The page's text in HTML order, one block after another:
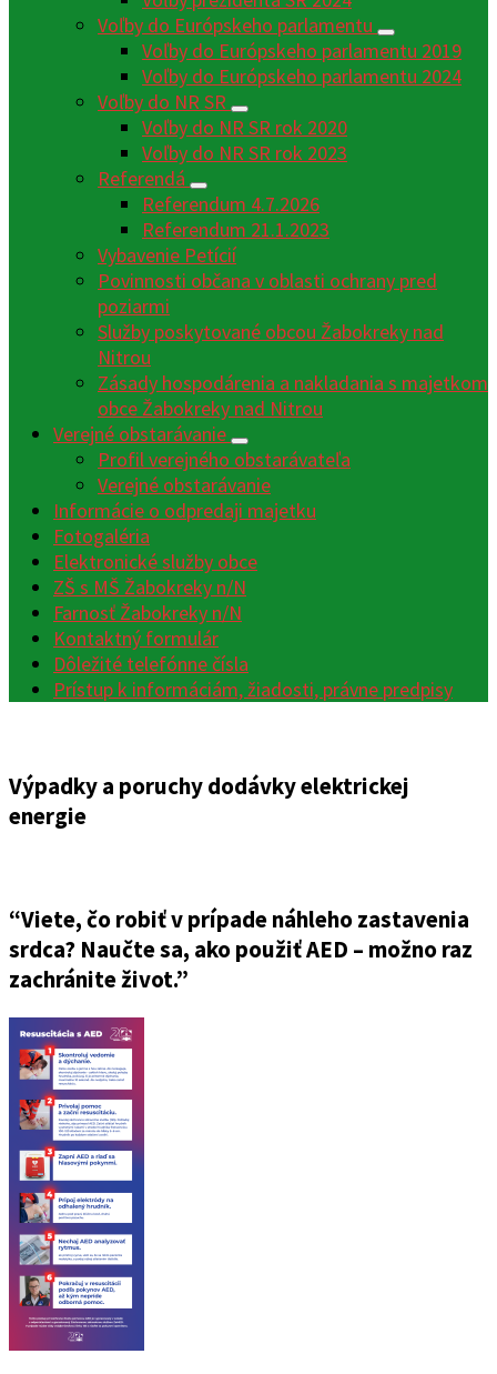
Voľby do Európskeho parlamentu
Voľby do Európskeho parlamentu 2019
Voľby do Európskeho parlamentu 2024
Voľby do NR SR
Voľby do NR SR rok 2020
Voľby do NR SR rok 2023
Referendá
Referendum 4.7.2026
Referendum 21.1.2023
Vybavenie Petícií
Povinnosti občana v oblasti ochrany pred
poziarmi
Služby poskytované obcou Žabokreky nad
Nitrou
Zásady hospodárenia a nakladania s majetkom
obce Žabokreky nad Nitrou
Verejné obstarávanie
Profil verejného obstarávateľa
Verejné obstarávanie
Informácie o odpredaji majetku
Fotogaléria
Elektronické služby obce
ZŠ s MŠ Žabokreky n/N
Farnosť Žabokreky n/N
Kontaktný formulár
Dôležité telefónne čísla
Prístup k informáciám, žiadosti, právne predpisy
Výpadky a poruchy dodávky elektrickej
energie
“Viete, čo robiť v prípade náhleho zastavenia
srdca? Naučte sa, ako použiť AED – možno raz
zachránite život.”